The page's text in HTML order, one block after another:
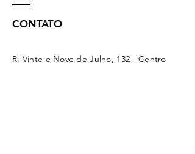
CONTATO
R. Vinte e Nove de Julho, 132 - Centro